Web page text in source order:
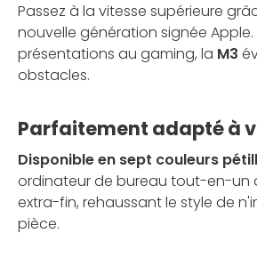
Passez à la vitesse supérieure
nouvelle génération signée
présentations au gaming, la M3
obstacles.
Parfaitement adapté à
Disponible en sept couleurs
ordinateur de bureau tout-en-un
extra-fin, rehaussant le style de
pièce.